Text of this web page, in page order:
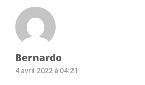
Bernardo
4 avril 2022 à 04:21